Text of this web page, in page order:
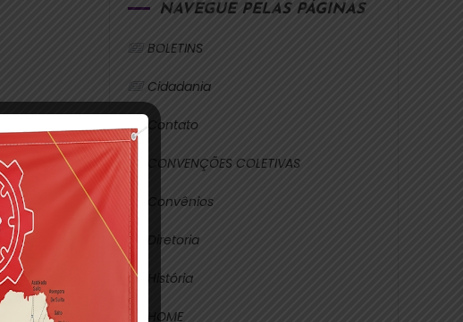
NAVEGUE PELAS PÁGINAS
BOLETINS
Cidadania
Contato
CONVENÇÕES COLETIVAS
Convênios
Diretoria
História
HOME